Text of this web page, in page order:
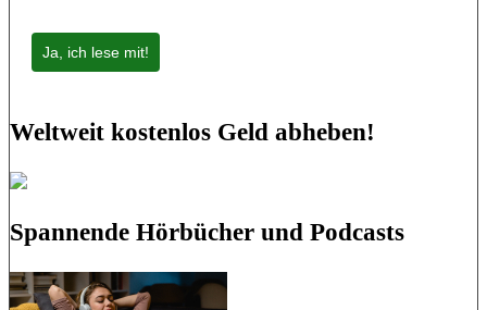
Ja, ich lese mit!
Weltweit kostenlos Geld abheben!
Spannende Hörbücher und Podcasts